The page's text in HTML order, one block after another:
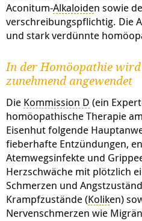
Aconitum-Alkaloiden sowie
verschreibungspflichtig. Die
und stark verdünnte
In der Homöopathie
zunehmend angewendet
Die Kommission D (ein
homöopathische Therapie am
Eisenhut folgende
fieberhafte Entzündungen,
Atemwegsinfekte und
Herzschwäche mit plötzlich
Schmerzen und
Krampfzustände (Koliken)
Nervenschmerzen wie